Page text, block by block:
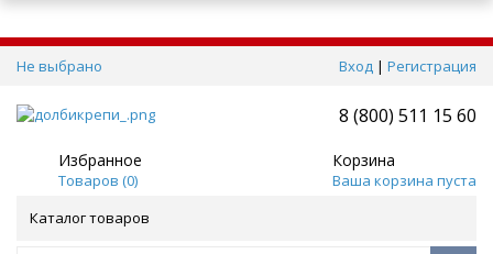
Не выбрано Вход | Регистрация
8 (800) 511 15 60
Избранное
Товаров (0)
Корзина
Ваша корзина пуста
Каталог товаров